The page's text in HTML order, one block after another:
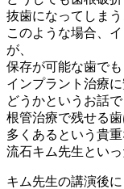
抜歯になってしまう
このような場合、
が、
保存が可能な歯でも
インプラント治療
どうかというお話で
根管治療で残せる歯
多くあるという貴重
流石キム先生といっ
キム先生の講演後に